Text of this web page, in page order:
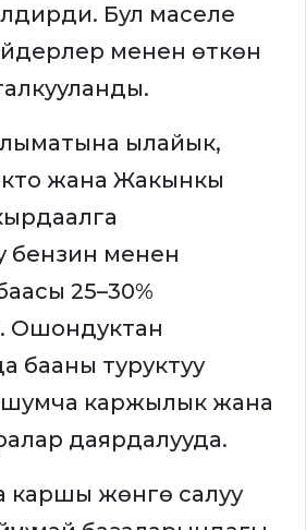
Бул маселе
менен өткөн
ылайык,
жана Жакынкы
бензин менен
25–30%
Ошондуктан
бааны туруктуу
каржылык жана
даярдалууда.
каршы жөнгө салуу